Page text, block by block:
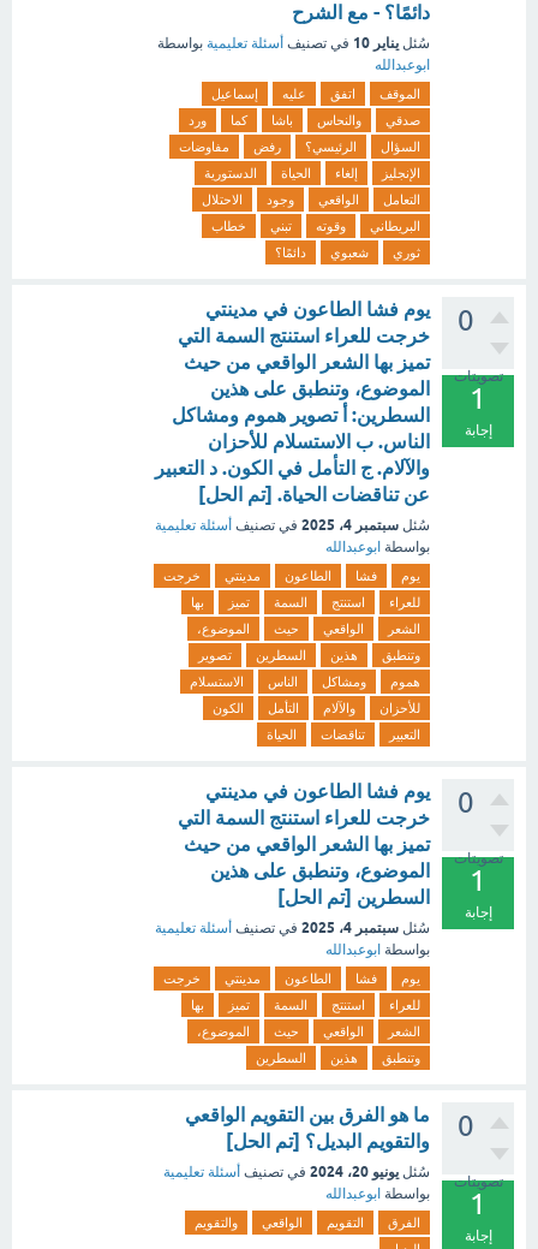
دائمًا؟ - مع الشرح
سُئل يناير 10 في تصنيف أسئلة تعليمية بواسطة
ابوعبدالله
الموقف اتفق عليه
إسماعيل
صدقي
والنحاس باشا كما
ورد
السؤال
الرئيسي؟ رفض
مفاوضات
الإنجليز
إلغاء الحياة
الدستورية
التعامل
الواقعي وجود
الاحتلال
البريطاني
وقوته تبني
خطاب
ثوري
شعبوي دائمًا؟
0
تصويتات
1
إجابة
يوم فشا الطاعون في مدينتي
خرجت للعراء استنتج السمة التي
تميز بها الشعر الواقعي من حيث
الموضوع، وتنطبق على هذين
السطرين: أ تصوير هموم ومشاكل
الناس. ب الاستسلام للأحزان
والآلام. ج التأمل في الكون. د التعبير
عن تناقضات الحياة. [تم الحل]
سُئل سبتمبر 4، 2025 في تصنيف أسئلة تعليمية
بواسطة ابوعبدالله
يوم فشا الطاعون مدينتي
خرجت
للعراء
استنتج السمة تميز
بها
الشعر
الواقعي حيث
الموضوع،
وتنطبق
هذين السطرين
تصوير
هموم
ومشاكل الناس
الاستسلام
للأحزان
والآلام التأمل
الكون
التعبير
تناقضات الحياة
0
تصويتات
1
إجابة
يوم فشا الطاعون في مدينتي
خرجت للعراء استنتج السمة التي
تميز بها الشعر الواقعي من حيث
الموضوع، وتنطبق على هذين
السطرين [تم الحل]
سُئل سبتمبر 4، 2025 في تصنيف أسئلة تعليمية
بواسطة ابوعبدالله
يوم فشا الطاعون مدينتي
خرجت
للعراء
استنتج السمة تميز
بها
الشعر
الواقعي حيث
الموضوع،
وتنطبق
هذين السطرين
0
تصويتات
1
إجابة
ما هو الفرق بين التقويم الواقعي
والتقويم البديل؟ [تم الحل]
سُئل يونيو 20، 2024 في تصنيف أسئلة تعليمية
بواسطة ابوعبدالله
الفرق التقويم الواقعي
والتقويم